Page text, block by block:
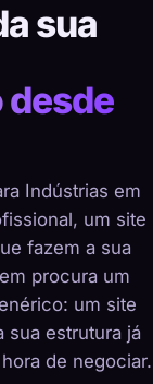
sua
desde
Indústrias em
um site
fazem a sua
procura um
um site
sua estrutura já
de negociar.